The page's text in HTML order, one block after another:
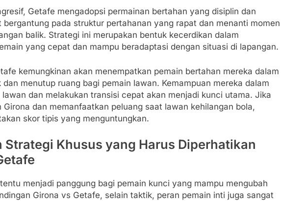
Getafe mengadopsi permainan bertahan yang disiplin dan
bergantung pada struktur pertahanan yang rapat dan menanti momen
balik. Strategi ini merupakan bentuk kecerdikan dalam
yang cepat dan mampu beradaptasi dengan situasi di lapangan.
kemungkinan akan menempatkan pemain bertahan mereka dalam
menutup ruang bagi pemain lawan. Kemampuan mereka dalam
dan melakukan transisi cepat akan menjadi kunci utama. Jika
Girona dan memanfaatkan peluang saat lawan kehilangan bola,
skor tipis yang menguntungkan.
Strategi Khusus yang Harus Diperhatikan
menjadi panggung bagi pemain kunci yang mampu mengubah
Girona vs Getafe, selain taktik, peran pemain inti juga sangat